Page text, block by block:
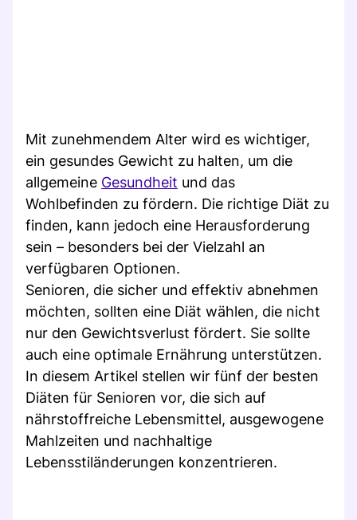
Mit zunehmendem Alter wird es wichtiger,
ein gesundes Gewicht zu halten, um die
allgemeine Gesundheit und das
Wohlbefinden zu fördern. Die richtige Diät zu
finden, kann jedoch eine Herausforderung
sein – besonders bei der Vielzahl an
verfügbaren Optionen.
Senioren, die sicher und effektiv abnehmen
möchten, sollten eine Diät wählen, die nicht
nur den Gewichtsverlust fördert. Sie sollte
auch eine optimale Ernährung unterstützen.
In diesem Artikel stellen wir fünf der besten
Diäten für Senioren vor, die sich auf
nährstoffreiche Lebensmittel, ausgewogene
Mahlzeiten und nachhaltige
Lebensstiländerungen konzentrieren.